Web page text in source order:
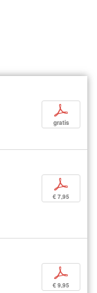
p
gratis
p
€ 7,95
p
€ 9,95